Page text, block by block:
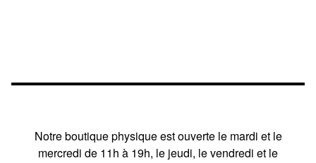
Notre boutique physique est ouverte le mardi et le
mercredi de 11h à 19h, le jeudi, le vendredi et le